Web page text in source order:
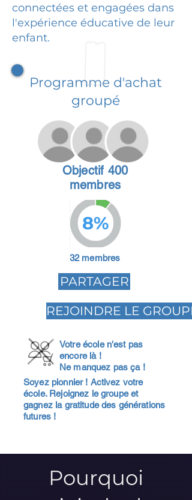
connectées et engagées dans
l'expérience éducative de leur
enfant.
Programme d'achat
groupé
Objectif 400
membres
8%
32 membres
PARTAGER
REJOINDRE LE GROUPE
Votre école n'est pas
encore là !
Ne manquez pas ça !
Soyez pionnier ! Activez votre
école. Rejoignez le groupe et
gagnez la gratitude des générations
futures !
Pourquoi